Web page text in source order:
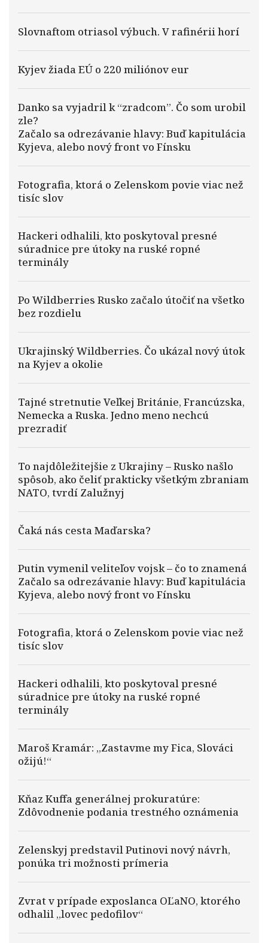
Slovnaftom otriasol výbuch. V rafinérii horí
Kyjev žiada EÚ o 220 miliónov eur
Danko sa vyjadril k “zradcom”. Čo som urobil
zle?
Začalo sa odrezávanie hlavy: Buď kapitulácia
Kyjeva, alebo nový front vo Fínsku
Fotografia, ktorá o Zelenskom povie viac než
tisíc slov
Hackeri odhalili, kto poskytoval presné
súradnice pre útoky na ruské ropné
terminály
Po Wildberries Rusko začalo útočiť na všetko
bez rozdielu
Ukrajinský Wildberries. Čo ukázal nový útok
na Kyjev a okolie
Tajné stretnutie Veľkej Británie, Francúzska,
Nemecka a Ruska. Jedno meno nechcú
prezradiť
To najdôležitejšie z Ukrajiny – Rusko našlo
spôsob, ako čeliť prakticky všetkým zbraniam
NATO, tvrdí Zalužnyj
Čaká nás cesta Maďarska?
Putin vymenil veliteľov vojsk – čo to znamená
Začalo sa odrezávanie hlavy: Buď kapitulácia
Kyjeva, alebo nový front vo Fínsku
Fotografia, ktorá o Zelenskom povie viac než
tisíc slov
Hackeri odhalili, kto poskytoval presné
súradnice pre útoky na ruské ropné
terminály
Maroš Kramár: „Zastavme my Fica, Slováci
ožijú!“
Kňaz Kuffa generálnej prokuratúre:
Zdôvodnenie podania trestného oznámenia
Zelenskyj predstavil Putinovi nový návrh,
ponúka tri možnosti prímeria
Zvrat v prípade exposlanca OĽaNO, ktorého
odhalil „lovec pedofilov“